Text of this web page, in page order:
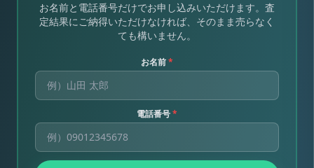
お名前と電話番号だけでお申し込みいただけます。査
定結果にご納得いただけなければ、そのまま売らなく
ても構いません。
お名前*
電話番号*